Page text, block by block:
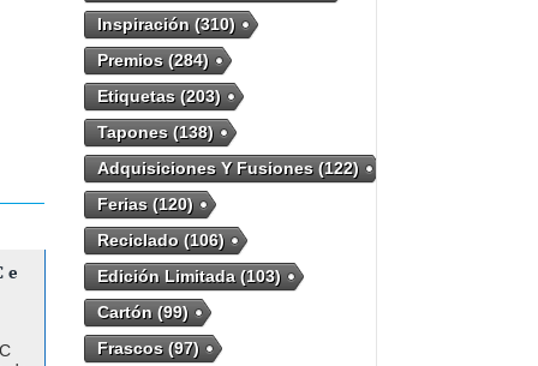
e
Inspiración(310)
Premios(284)
Etiquetas(203)
Tapones(138)
Adquisiciones Y Fusiones(122)
Ferias(120)
Reciclado(106)
Edición Limitada(103)
Cartón(99)
Frascos(97)